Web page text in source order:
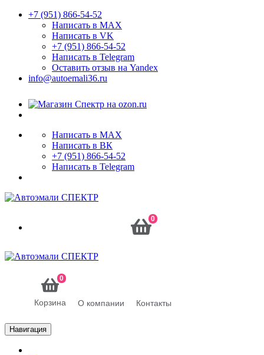
+7 (951) 866-54-52
Написать в MAX
Написать в VK
+7 (951) 866-54-52
Написать в Telegram
Оставить отзыв на Yandex
info@autoemali36.ru
Написать в MAX
Написать в ВК
+7 (951) 866-54-52
Написать в Telegram
0
0
Корзина О компании Контакты
Навигация